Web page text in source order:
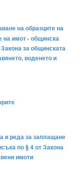
на образците на
на имот - общинска
за общинската
воденето и
и реда за заплащане
по § 4 от Закона
имоти